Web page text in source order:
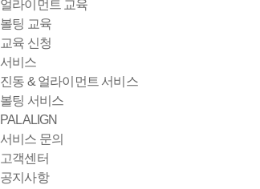
얼라이먼트 교육
볼팅 교육
교육 신청
서비스
진동 & 얼라이먼트 서비스
볼팅 서비스
PALALIGN
서비스 문의
고객센터
공지사항